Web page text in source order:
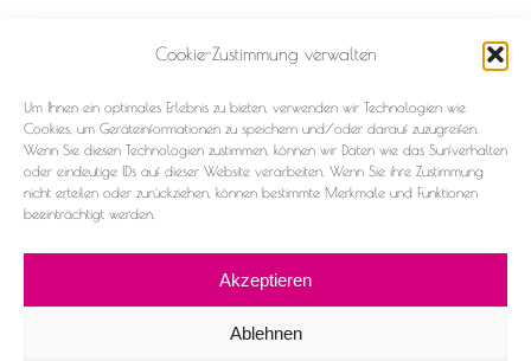
Cookie-Zustimmung verwalten
Um Ihnen ein optimales Erlebnis zu bieten, verwenden wir Technologien wie
Cookies, um Geräteinformationen zu speichern und/oder darauf zuzugreifen.
Wenn Sie diesen Technologien zustimmen, können wir Daten wie das Surfverhalten
oder eindeutige IDs auf dieser Website verarbeiten. Wenn Sie ihre Zustimmung
nicht erteilen oder zurückziehen, können bestimmte Merkmale und Funktionen
beeinträchtigt werden.
Akzeptieren
Ablehnen
Datenschutz
Cookie-Richtlinie (EU)